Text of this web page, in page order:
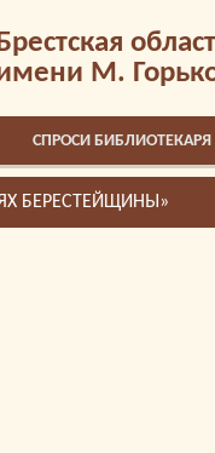
М.
СПРОСИ БИБЛИОТЕКАРЯ
БЕРЕСТЕЙЩИНЫ»